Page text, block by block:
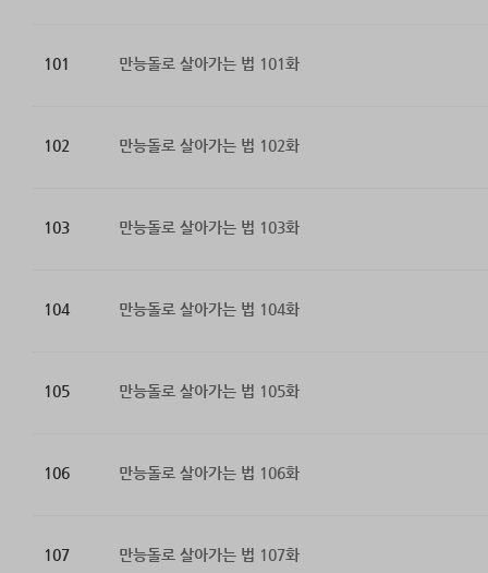
101 만능돌로 살아가는 법 101화
102 만능돌로 살아가는 법 102화
103 만능돌로 살아가는 법 103화
104 만능돌로 살아가는 법 104화
105 만능돌로 살아가는 법 105화
106 만능돌로 살아가는 법 106화
107 만능돌로 살아가는 법 107화